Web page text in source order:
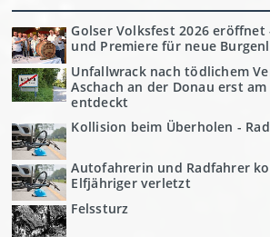
Golser Volksfest 2026
und Premiere für neue
Unfallwrack nach tödlichem
Aschach an der Donau erst
entdeckt
Kollision beim Überholen -
Autofahrerin und Radfahrer
Elfjähriger verletzt
Felssturz